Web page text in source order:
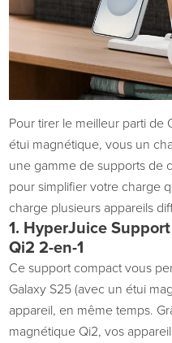
Pour tirer le meilleur parti de
étui magnétique, vousun
une gamme de supports de
pour simplifier votre charge
charge plusieurs appareils
1. HyperJuiceSupport
Qi2 2-en-1
Ce support compact vous
Galaxy S25 (avec un étui
appareil, en même temps.
magnétique Qi2, vos